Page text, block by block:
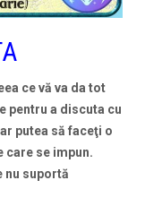
ce vă va da tot
pentru a discuta cu
putea să faceţi o
care se impun.
nu suportă